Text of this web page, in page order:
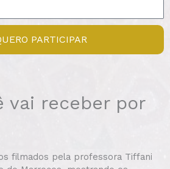
PARTICIPAR
vai receber por
filmados pela professora Tiffani